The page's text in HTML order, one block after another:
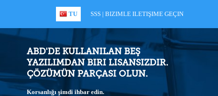
TU SSS | BIZIMLE ILETIŞIME GEÇIN
ABD'DE KULLANILAN BEŞ
YAZILIMDAN BIRI LISANSIZDIR.
ÇÖZÜMÜN PARÇASI OLUN.
Korsanlığı şimdi ihbar edin.